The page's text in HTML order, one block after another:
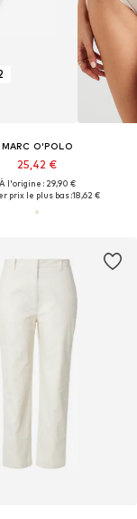
MARC O'POLO
25,42 €
À l'origine : 29,90 €
prix le plus bas :18,62 €